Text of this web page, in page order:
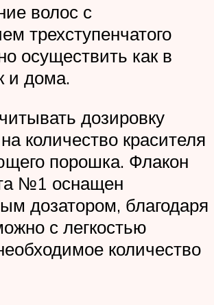
волос с
трехступенчатого
осуществить как в
и дома.
дозировку
количество красителя
порошка. Флакон
№1 оснащен
дозатором, благодаря
с легкостью
количество